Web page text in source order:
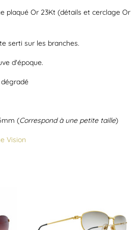
plaqué Or 23Kt (détails et cerclage Or
serti sur les branches.
d'époque.
(Correspond à une petite taille)
Vision